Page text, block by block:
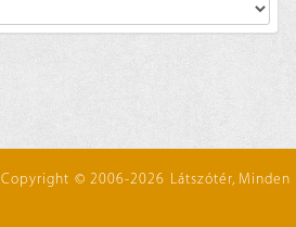
Copyright © 2006-2026 Látszótér, Minden